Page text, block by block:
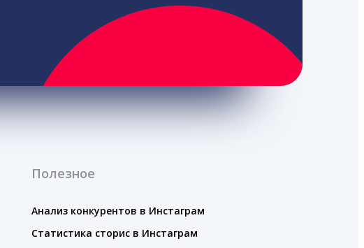
Полезное
Анализ конкурентов в Инстаграм
Статистика сторис в Инстаграм